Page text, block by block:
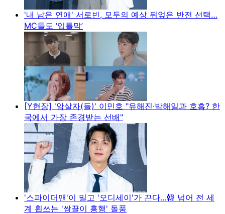
'내 남은 연애' 서로빈, 모두의 예상 뒤엎은 반전 선택…
MC들도 ‘입틀막’
[Y현장] '암살자(들)' 이민호 "유해진·박해일과 호흡? 한
국에서 가장 존경받는 선배"
'스파이더맨'이 밀고 '오디세이'가 끈다…韓 넘어 전 세
계 휩쓰는 '쌍끌이 흥행' 돌풍